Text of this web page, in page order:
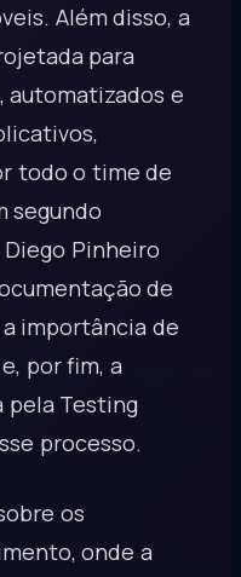
Além disso, a
para
automatizados e
todo o time de
segundo
Pinheiro
de
importância de
por fim, a
pela Testing
processo.
os
onde a